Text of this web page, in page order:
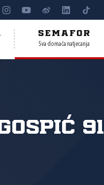
SEMAFOR
Sva domaća natjecanja
91